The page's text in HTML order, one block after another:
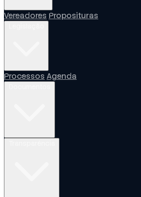
Vereadores Proposituras
Processos Agenda